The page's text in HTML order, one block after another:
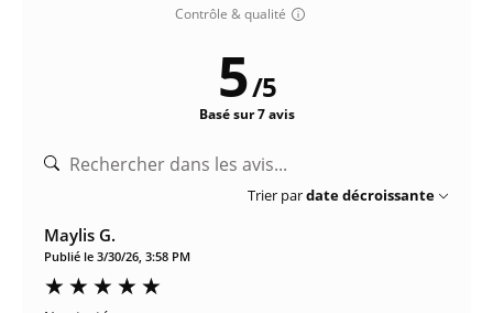
Contrôle & qualité
5/5
Basé sur 7 avis
Trier pardate décroissante
Maylis G.
Publié le 3/30/26, 3:58 PM